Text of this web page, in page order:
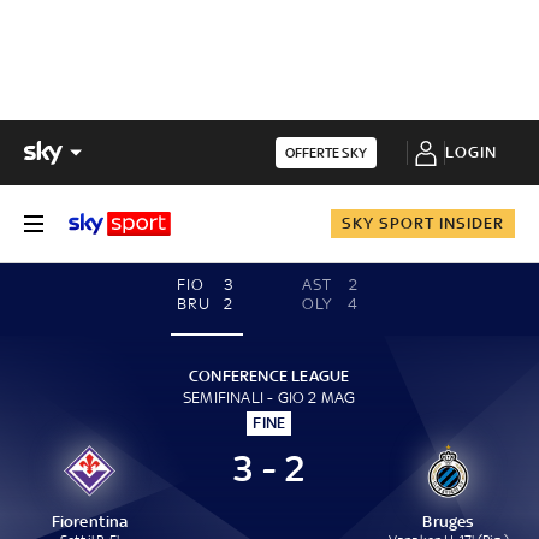
OFFERTE SKY LOGIN
SKY SPORT INSIDER
FIO
3
BRU
2
AST
2
OLY
4
CONFERENCE LEAGUE
SEMIFINALI - GIO 2 MAG
FINE
Fiorentina
3 - 2
Bruges